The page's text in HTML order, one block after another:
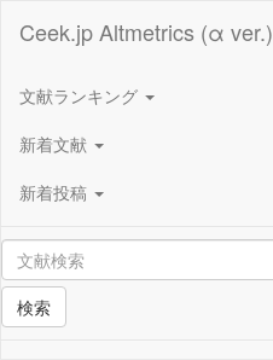
Ceek.jp Altmetrics (α ver.)
文献ランキング
新着文献
新着投稿
検索